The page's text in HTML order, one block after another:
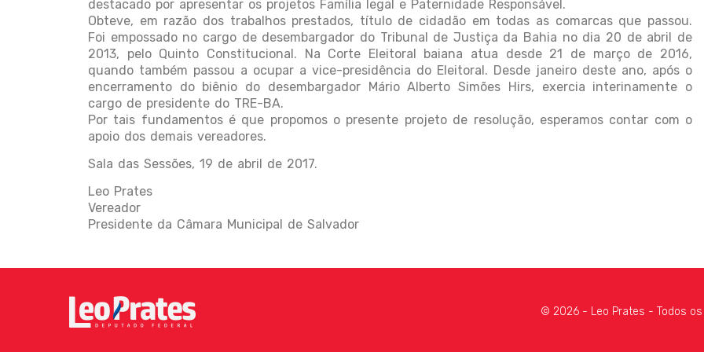
destacado por apresentar os projetos Família legal e Paternidade Responsável.
Obteve, em razão dos trabalhos prestados, título de cidadão em todas as comarcas que passou.
Foi empossado no cargo de desembargador do Tribunal de Justiça da Bahia no dia 20 de abril de
2013, pelo Quinto Constitucional. Na Corte Eleitoral baiana atua desde 21 de março de 2016,
quando também passou a ocupar a vice-presidência do Eleitoral. Desde janeiro deste ano, após o
encerramento do biênio do desembargador Mário Alberto Simões Hirs, exercia interinamente o
cargo de presidente do TRE-BA.
Por tais fundamentos é que propomos o presente projeto de resolução, esperamos contar com o
apoio dos demais vereadores.
Sala das Sessões, 19 de abril de 2017.
Leo Prates
Vereador
Presidente da Câmara Municipal de Salvador
© 2026 - Leo Prates - Todos